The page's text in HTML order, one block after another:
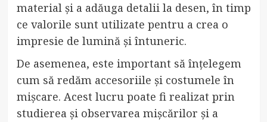
material și a adăuga detalii la desen, în timp
ce valorile sunt utilizate pentru a crea o
impresie de lumină și întuneric.
De asemenea, este important să înțelegem
cum să redăm accesoriile și costumele în
mișcare. Acest lucru poate fi realizat prin
studierea și observarea mișcărilor și a